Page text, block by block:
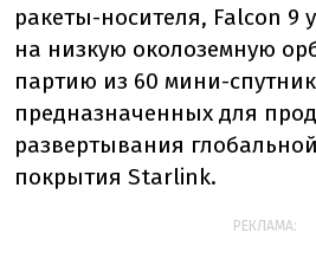
ракеты-носителя, Falcon 9
на низкую околоземную
партию из 60 мини-
предназначенных для
развертывания
покрытия Starlink.
РЕКЛАМА: